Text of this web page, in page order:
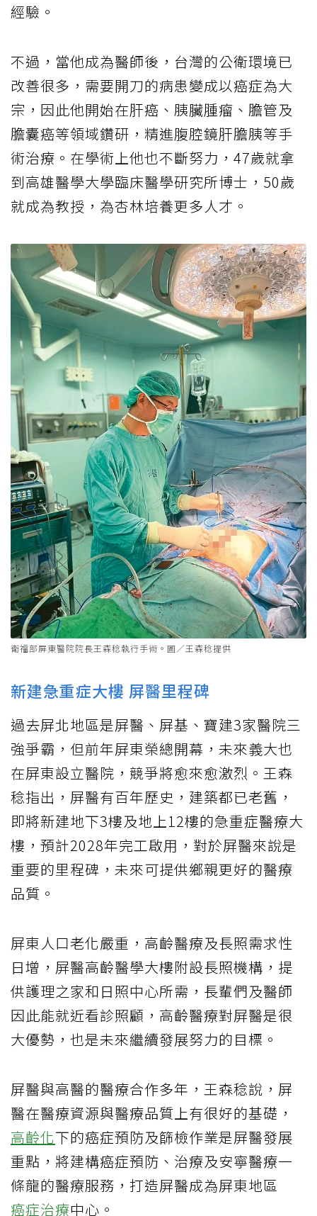
經驗。
不過，當他成為醫師後，台灣的公衛環境已
改善很多，需要開刀的病患變成以癌症為大
宗，因此他開始在肝癌、胰臟腫瘤、膽管及
膽囊癌等領域鑽研，精進腹腔鏡肝膽胰等手
術治療。在學術上他也不斷努力，47歲就拿
到高雄醫學大學臨床醫學研究所博士，50歲
就成為教授，為杏林培養更多人才。
衛福部屏東醫院院長王森稔執行手術。圖／王森稔提供
新建急重症大樓 屏醫里程碑
過去屏北地區是屏醫、屏基、寶建3家醫院三
強爭霸，但前年屏東榮總開幕，未來義大也
在屏東設立醫院，競爭將愈來愈激烈。王森
稔指出，屏醫有百年歷史，建築都已老舊，
即將新建地下3樓及地上12樓的急重症醫療大
樓，預計2028年完工啟用，對於屏醫來說是
重要的里程碑，未來可提供鄉親更好的醫療
品質。
屏東人口老化嚴重，高齡醫療及長照需求性
日增，屏醫高齡醫學大樓附設長照機構，提
供護理之家和日照中心所需，長輩們及醫師
因此能就近看診照顧，高齡醫療對屏醫是很
大優勢，也是未來繼續發展努力的目標。
屏醫與高醫的醫療合作多年，王森稔說，屏
醫在醫療資源與醫療品質上有很好的基礎，
高齡化下的癌症預防及篩檢作業是屏醫發展
重點，將建構癌症預防、治療及安寧醫療一
條龍的醫療服務，打造屏醫成為屏東地區
癌症治療中心。